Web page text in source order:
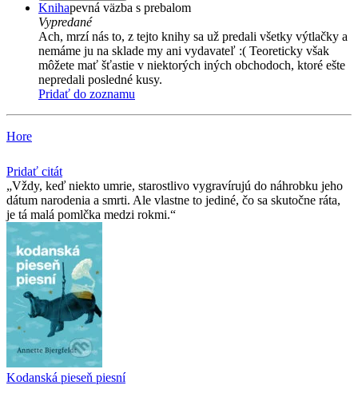
Knihapevná väzba s prebalom
Vypredané
Ach, mrzí nás to, z tejto knihy sa už predali všetky výtlačky a
nemáme ju na sklade my ani vydavateľ :( Teoreticky však
môžete mať šťastie v niektorých iných obchodoch, ktoré ešte
nepredali posledné kusy.
Pridať do zoznamu
Hore
Pridať citát
Vždy, keď niekto umrie, starostlivo vygravírujú do náhrobku jeho
dátum narodenia a smrti. Ale vlastne to jediné, čo sa skutočne ráta,
je tá malá pomlčka medzi rokmi.
Kodanská pieseň piesní